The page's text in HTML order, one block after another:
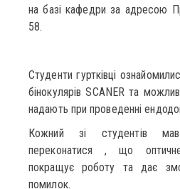
на базі кафедри за адресою
58.
Студенти гуртківці
бінокулярів SCANER та
надають при проведенні
Кожний зі студентів
переконатися , що
покращує роботу та дає
помилок.